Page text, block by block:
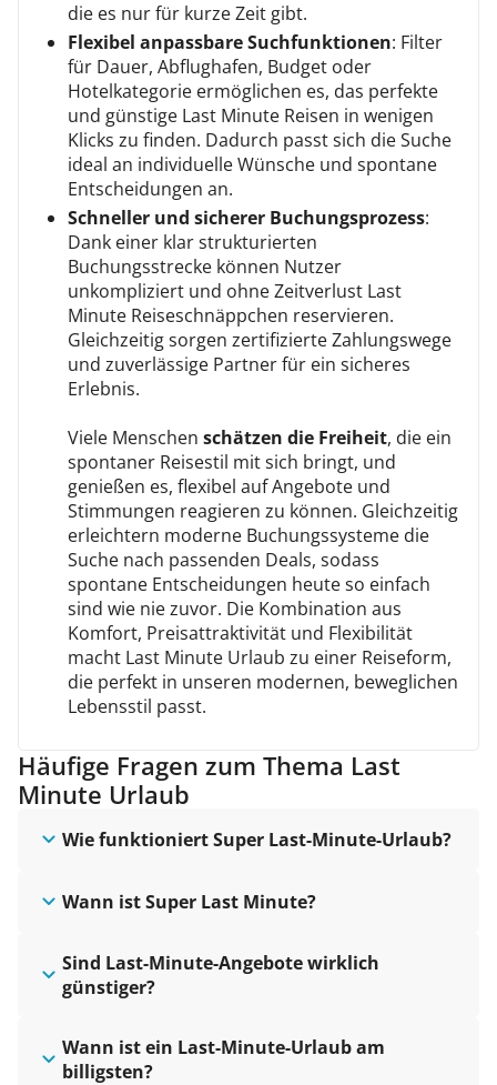
die es nur für kurze Zeit gibt.
Flexibel anpassbare Suchfunktionen: Filter
für Dauer, Abflughafen, Budget oder
Hotelkategorie ermöglichen es, das perfekte
und günstige Last Minute Reisen in wenigen
Klicks zu finden. Dadurch passt sich die Suche
ideal an individuelle Wünsche und spontane
Entscheidungen an.
Schneller und sicherer Buchungsprozess:
Dank einer klar strukturierten
Buchungsstrecke können Nutzer
unkompliziert und ohne Zeitverlust Last
Minute Reiseschnäppchen reservieren.
Gleichzeitig sorgen zertifizierte Zahlungswege
und zuverlässige Partner für ein sicheres
Erlebnis.
Viele Menschen schätzen die Freiheit, die ein
spontaner Reisestil mit sich bringt, und
genießen es, flexibel auf Angebote und
Stimmungen reagieren zu können. Gleichzeitig
erleichtern moderne Buchungssysteme die
Suche nach passenden Deals, sodass
spontane Entscheidungen heute so einfach
sind wie nie zuvor. Die Kombination aus
Komfort, Preisattraktivität und Flexibilität
macht Last Minute Urlaub zu einer Reiseform,
die perfekt in unseren modernen, beweglichen
Lebensstil passt.
Häufige Fragen zum Thema Last
Minute Urlaub
Wie funktioniert Super Last-Minute-Urlaub?
Wann ist Super Last Minute?
Sind Last-Minute-Angebote wirklich
günstiger?
Wann ist ein Last-Minute-Urlaub am
billigsten?